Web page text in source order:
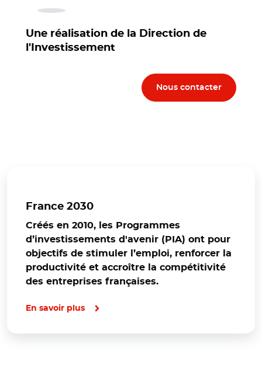
Une réalisation de la Direction de
l'Investissement
Nous contacter
France 2030
Créés en 2010, les Programmes
d’investissements d'avenir (PIA) ont pour
objectifs de stimuler l’emploi, renforcer la
productivité et accroître la compétitivité
des entreprises françaises.
En savoir plus